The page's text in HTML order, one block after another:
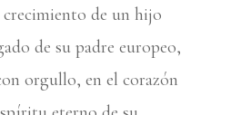
de un hijo
de su padre europeo,
orgullo, en el corazón